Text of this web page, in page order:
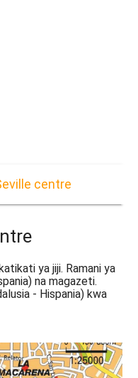
centre
ya jiji. Ramani ya
na magazeti.
- Hispania) kwa